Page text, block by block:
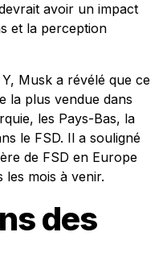
avoir un impact
et la perception
Musk a révélé que ce
la plus vendue dans
les Pays-Bas, la
le FSD. Il a souligné
de FSD en Europe
les mois à venir.
des